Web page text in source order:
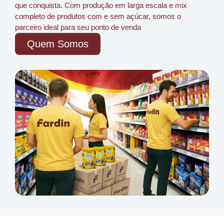
que conquista. Com produção em larga escala e mix
completo de produtos com e sem açúcar, somos o
parceiro ideal para seu ponto de venda
Quem Somos